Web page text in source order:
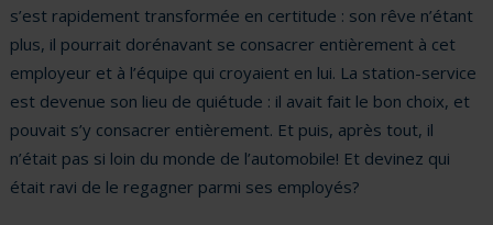
s’est rapidement transformée en certitude : son rêve n’étant
plus, il pourrait dorénavant se consacrer entièrement à cet
employeur et à l’équipe qui croyaient en lui. La station-service
est devenue son lieu de quiétude : il avait fait le bon choix, et
pouvait s’y consacrer entièrement. Et puis, après tout, il
n’était pas si loin du monde de l’automobile! Et devinez qui
était ravi de le regagner parmi ses employés?